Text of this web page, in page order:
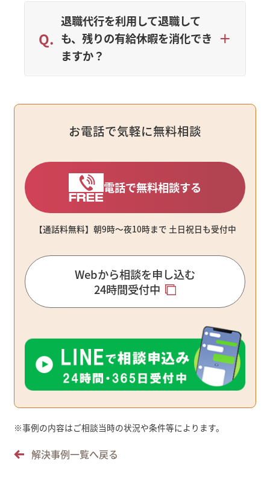
退職代行を利用して退職して
も、残りの有給休暇を消化でき
ますか？
お電話で気軽に無料相談
電話で無料相談する
【通話料無料】朝9時〜夜10時まで ⼟⽇祝⽇も受付中
Webから相談を申し込む
24時間受付中
※事例の内容はご相談当時の状況や条件等によります。
解決事例一覧へ戻る